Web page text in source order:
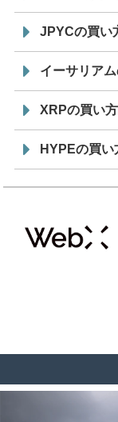
JPYCの買い
イーサリア
XRPの買い方
HYPEの買い